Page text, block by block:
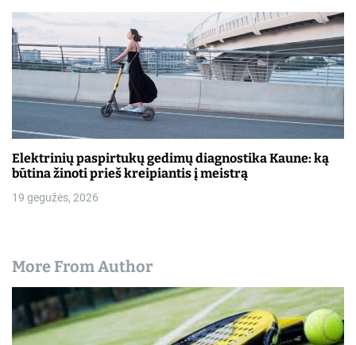
Elektrinių paspirtukų gedimų diagnostika Kaune: ką
būtina žinoti prieš kreipiantis į meistrą
19 gegužės, 2026
More From Author